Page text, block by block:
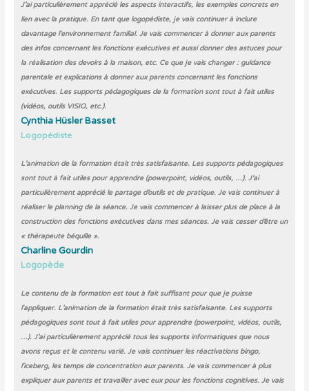
J’ai particulièrement apprécié les aspects interactifs, les exemples concrets en
lien avec la pratique. En tant que logopédiste, je vais continuer à inclure
davantage l'environnement familial. Je vais commencer à donner aux parents
des infos concernant les fonctions exécutives et aussi donner des astuces pour
la réalisation des devoirs à la maison, etc. Ce que je vais changer : guidance
parentale et explications à donner aux parents concernant les fonctions
exécutives. Les supports pédagogiques de la formation sont tout à fait utiles
(vidéos, outils VISIO, etc.).
Cynthia Hüsler Basset
Logopédiste
L’animation de la formation était très satisfaisante. Les supports pédagogiques
sont tout à fait utiles pour apprendre (powerpoint, vidéos, outils, …). J’ai
particulièrement apprécié le partage d’outils et de pratique. Je vais continuer à
réaliser le planning de la séance. Je vais commencer à laisser plus de place à la
construction des fonctions exécutives dans mes séances. Je vais cesser d’être un
« thérapeute béquille ».
Charline Gourdin
Logopède
Le contenu de la formation est tout à fait suffisant pour que je puisse
l'appliquer. L’animation de la formation était très satisfaisante. Les supports
pédagogiques sont tout à fait utiles pour apprendre (powerpoint, vidéos, outils,
…). J’ai particulièrement apprécié tous les supports informatiques que nous
avons reçus et le contenu varié. Je vais continuer les réactivations bingo,
l'iceberg, les temps de concentration aux parents. Je vais commencer à plus
expliquer aux parents et travailler avec eux pour les fonctions cognitives. Je vais